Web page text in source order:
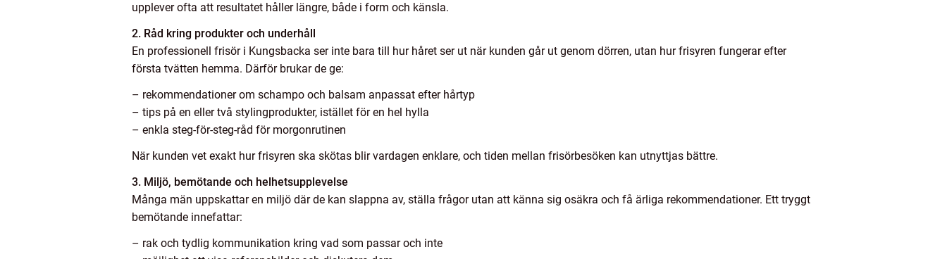
upplever ofta att resultatet håller längre, både i form och känsla.
2. Råd kring produkter och underhåll
En professionell frisör i Kungsbacka ser inte bara till hur håret ser ut när kunden går ut genom dörren, utan hur frisyren fungerar efter
första tvätten hemma. Därför brukar de ge:
– rekommendationer om schampo och balsam anpassat efter hårtyp
– tips på en eller två stylingprodukter, istället för en hel hylla
– enkla steg-för-steg-råd för morgonrutinen
När kunden vet exakt hur frisyren ska skötas blir vardagen enklare, och tiden mellan frisörbesöken kan utnyttjas bättre.
3. Miljö, bemötande och helhetsupplevelse
Många män uppskattar en miljö där de kan slappna av, ställa frågor utan att känna sig osäkra och få ärliga rekommendationer. Ett tryggt
bemötande innefattar:
– rak och tydlig kommunikation kring vad som passar och inte